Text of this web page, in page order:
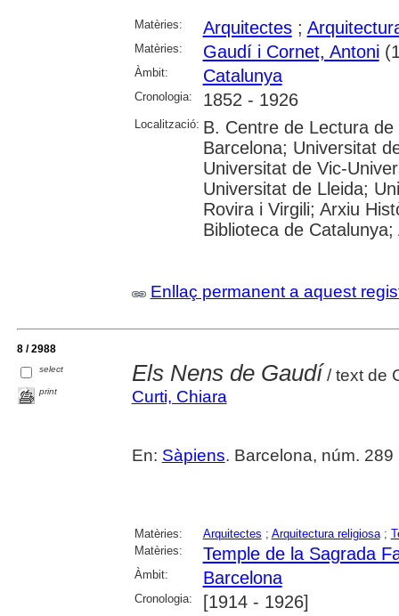
Matèries: Arquitectes;
Matèries: Gaudí i Cornet, Antoni
Àmbit: Catalunya
Cronologia: 1852 - 1926
Localització: B. Centre de Lectura
Barcelona; Universitat
Universitat de Vic-
Universitat de Lleida;
Rovira i Virgili; Arxiu
Biblioteca de
Enllaç permanent a aquest
8 / 2988
select
print
Els Nens de Gaudí / text de
Curti, Chiara
En: Sàpiens. Barcelona, núm.
Matèries: Arquitectes ; Arquitectura religiosa;
Matèries:
Temple de la Sagrada
Àmbit: Barcelona
Cronologia: [1914 - 1926]